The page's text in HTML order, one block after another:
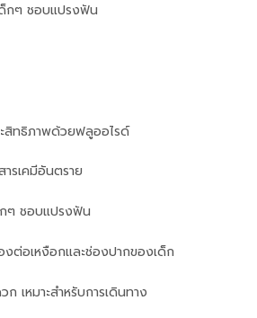
กๆ ชอบแปรงฟัน
สิทธิภาพด้วยฟลูออไรด์
รเคมีอันตราย
ๆ ชอบแปรงฟัน
งต่อเหงือกและช่องปากของเด็ก
เหมาะสำหรับการเดินทาง